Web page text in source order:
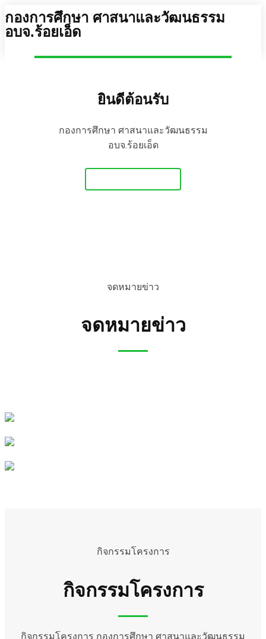
กองการศึกษา ศาสนาและวัฒนธรรม
อบจ.ร้อยเอ็ด
ยินดีต้อนรับ
กองการศึกษา ศาสนาและวัฒนธรรม
อบจ.ร้อยเอ็ด
จดหมายข่าว
จดหมายข่าว
กิจกรรมโครงการ
กิจกรรมโครงการ
กิจกรรมโครงการ กองการศึกษา ศาสนาและวัฒนธรรม